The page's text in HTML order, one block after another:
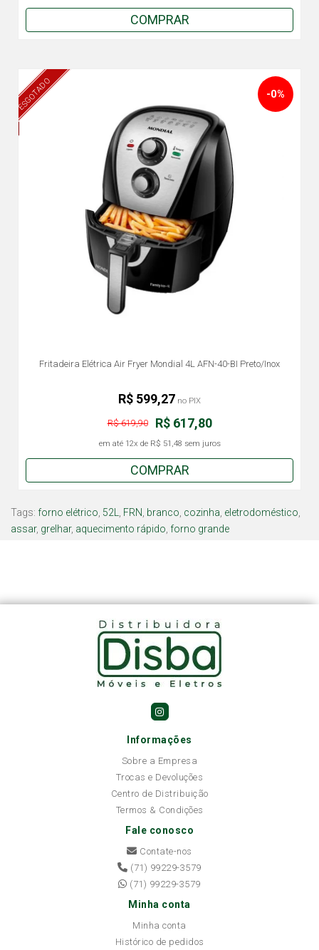
COMPRAR
ESGOTADO
Fritadeira Elétrica Air Fryer Mondial 4L AFN-40-BI Preto/Inox
-0%
R$ 617,80
R$ 619,90
em até 12x de R$ 51,48 sem juros
R$ 599,27 no PIX
COMPRAR
Tags: forno elétrico 52L FRN branco cozinha eletrodoméstico
assar, grelhar, aquecimento rápido forno grande
Informações
Sobre a Empresa
Trocas e Devoluções
Centro de Distribuição
Termos & Condições
Fale conosco
Contate-nos
(71) 99229-3579
(71) 99229-3579
Minha conta
Minha conta
Histórico de pedidos